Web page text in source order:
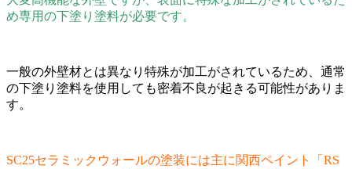
め専用の下塗り塗料が必要です。
一般の外壁材とは異なり特殊が加工がされているため、通常
の下塗り塗料を使用しても密着不良が起きる可能性がありま
す。
SC25セラミックウォールの塗装には主に関西ペイント「RS